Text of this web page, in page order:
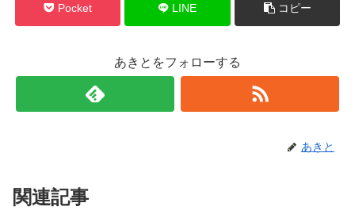
Pocket LINE コピー
あきとをフォローする
あきと
関連記事